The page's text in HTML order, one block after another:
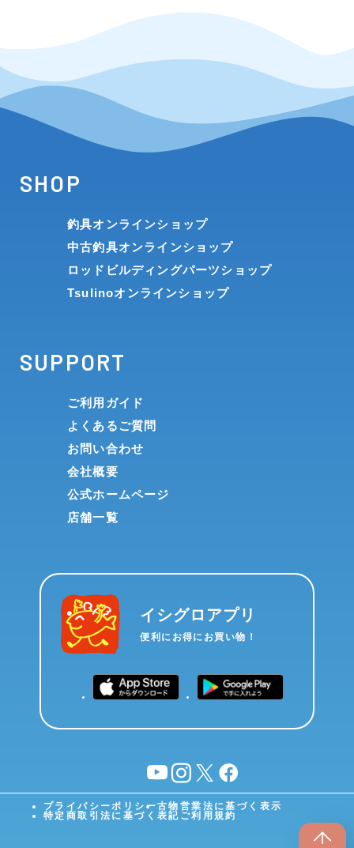
SHOP
釣具オンラインショップ
中古釣具オンラインショップ
ロッドビルディングパーツショップ
Tsulinoオンラインショップ
SUPPORT
ご利用ガイド
よくあるご質問
お問い合わせ
会社概要
公式ホームページ
店舗一覧
イシグロアプリ
便利にお得にお買い物！
YouTubeinstagram
X facebook
プライバシーポリシー古物営業法に基づく表示
特定商取引法に基づく表記 ご利用規約